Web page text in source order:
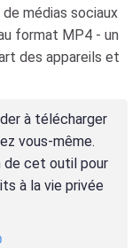
médias sociaux
format MP4 - un
des appareils et
à télécharger
vous-même.
de cet outil pour
à la vie privée